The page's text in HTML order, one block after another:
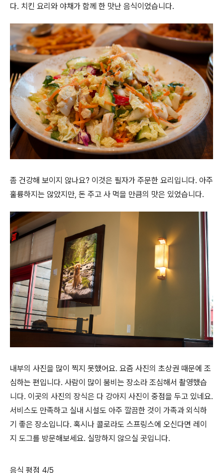
다. 치킨 요리와 야채가 함께 한 맛난 음식이었습니다.
좀 건강해 보이지 않나요? 이것은 필자가 주문한 요리입니다. 아주
훌륭하지는 않았지만, 돈 주고 사 먹을 만큼의 맛은 있었습니다.
내부의 사진을 많이 찍지 못했어요. 요즘 사진의 초상권 때문에 조
심하는 편입니다. 사람이 많이 붐비는 장소라 조심해서 촬영했습
니다. 이곳의 사진의 장식은 다 강아지 사진이 중점을 두고 있네요.
서비스도 만족하고 실내 시설도 아주 깔끔한 것이 가족과 외식하
기 좋은 장소입니다. 혹시나 콜로라도 스프링스에 오신다면 레이
지 도그를 방문해보세요. 실망하지 않으실 곳입니다.
음식 평점 4/5